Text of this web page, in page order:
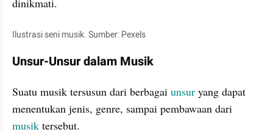
dinikmati.
Ilustrasi seni musik. Sumber: Pexels
Unsur-Unsur dalam Musik
Suatu musik tersusun dari berbagai unsur yang dapat
musik tersebut.